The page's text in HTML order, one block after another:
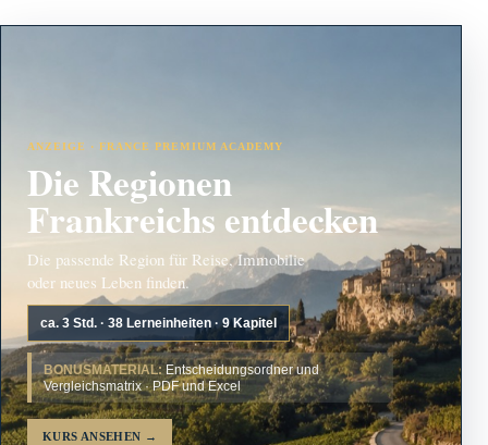
ANZEIGE · FRANCE PREMIUM ACADEMY
Die Regionen
Frankreichs entdecken
Die passende Region für Reise, Immobilie
oder neues Leben finden.
ca. 3 Std. · 38 Lerneinheiten · 9 Kapitel
BONUSMATERIAL: Entscheidungsordner und
Vergleichsmatrix · PDF und Excel
KURS ANSEHEN →